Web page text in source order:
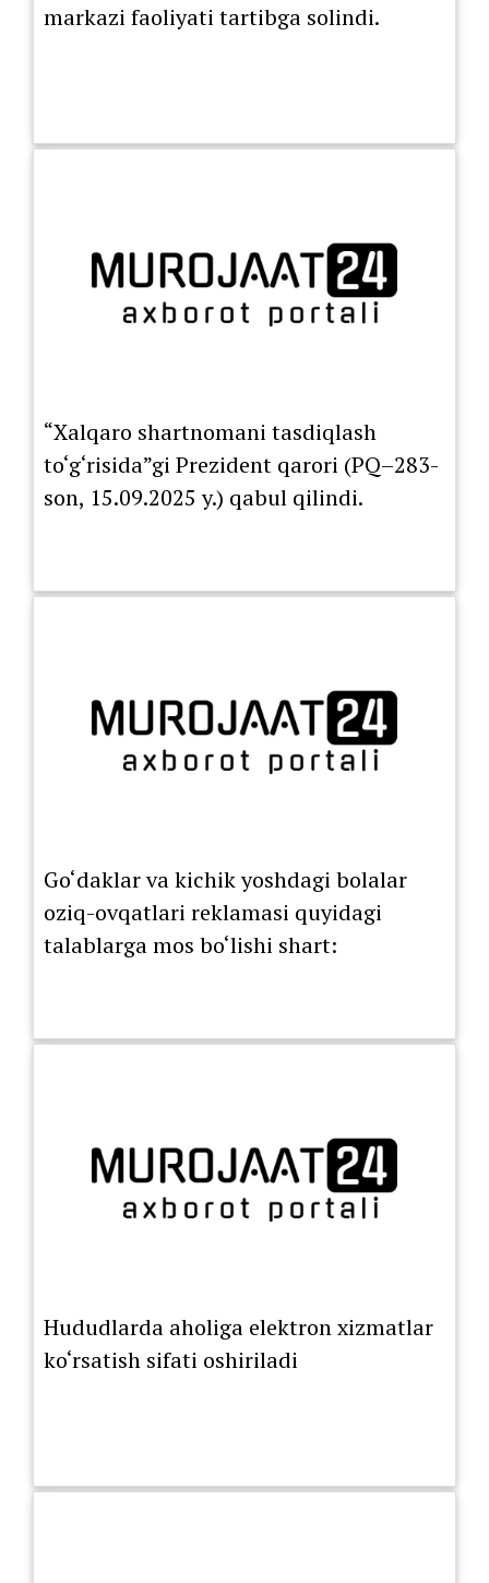
markazi faoliyati tartibga solindi.
“Xalqaro shartnomani tasdiqlash
to‘g‘risida”gi Prezident qarori (PQ–283-
son, 15.09.2025 y.) qabul qilindi.
Go‘daklar va kichik yoshdagi bolalar
oziq-ovqatlari reklamasi quyidagi
talablarga mos bo‘lishi shart:
Hududlarda aholiga elektron xizmatlar
ko‘rsatish sifati oshiriladi